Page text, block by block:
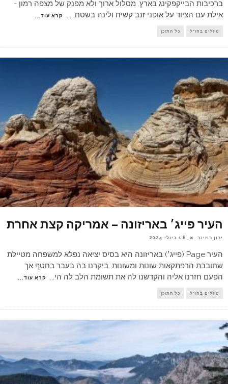
ברכיבות הבייקפקינג בארץ. מסלול ארוך ולא מפנק של מצפה רמון -
אילת עם הציוד על אופני זנב קשיח ולינה בשטח, ... קרא עוד...
טיולים בחו"ל כל התוכן
העיר פייג׳ באריזונה – אמריקה קצת אחרת
ירון רוזינר 18 ביולי 2024
העיר Page (פייג׳) באריזונה היא בסיס יציאה נפלא למשפחה מטיילת
שחובבת הרפתקאות שונות ומשונות. ביקרנו בה בעבר בחטף אך
הפעם חזרנו אליה והקדשנו לה את תשומת הלב לה הי... קרא עוד...
טיולים בחו"ל כל התוכן